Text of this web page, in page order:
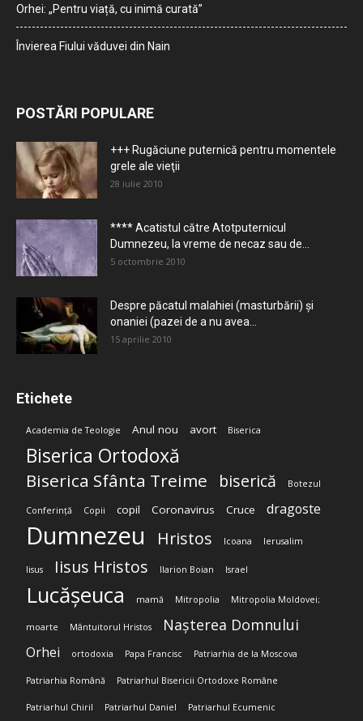
Orhei: „Pentru viață, cu inimă curată”
Învierea Fiului văduvei din Nain
POSTĂRI POPULARE
+++ Rugăciune puternică pentru momentele
grele ale vieţii
28 iulie 2010
**** Acatistul către Atotputernicul
Dumnezeu, la vreme de necaz sau de...
5 octombrie 2010
Despre păcatul malahiei (masturbării) şi
onaniei (pazei de a nu avea...
15 aprilie 2010
Etichete
Academia de Teologie Anul nou avort Biserica
Biserica Ortodoxă
Biserica Sfânta Treime biserică Botezul
Conferință Copii copil Coronavirus Cruce dragoste
Dumnezeu Hristos Icoana Ierusalim
Iisus Iisus Hristos Ilarion Boian Israel
Lucășeuca mamă Mitropolia Mitropolia Moldovei;
moarte Mântuitorul Hristos Nașterea Domnului
Orhei ortodoxia Papa Francisc Patriarhia de la Moscova
Patriarhia Română Patriarhul Bisericii Ortodoxe Române
Patriarhul Chiril Patriarhul Daniel Patriarhul Ecumenic